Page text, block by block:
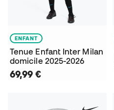
ENFANT
Tenue Enfant Inter Milan
domicile 2025-2026
69,99 €